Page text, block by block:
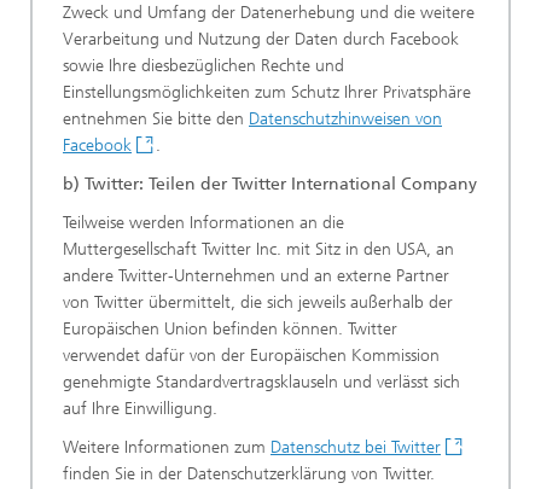
Zweck und Umfang der Datenerhebung und die weitere
Verarbeitung und Nutzung der Daten durch Facebook
sowie Ihre diesbezüglichen Rechte und
Einstellungsmöglichkeiten zum Schutz Ihrer Privatsphäre
entnehmen Sie bitte den Datenschutzhinweisen von
Facebook
.
b) Twitter: Teilen der Twitter International Company
Teilweise werden Informationen an die
Muttergesellschaft Twitter Inc. mit Sitz in den USA, an
andere Twitter-Unternehmen und an externe Partner
von Twitter übermittelt, die sich jeweils außerhalb der
Europäischen Union befinden können. Twitter
verwendet dafür von der Europäischen Kommission
genehmigte Standardvertragsklauseln und verlässt sich
auf Ihre Einwilligung.
Weitere Informationen zum Datenschutz bei Twitter
finden Sie in der Datenschutzerklärung von Twitter.